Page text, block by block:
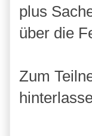
plus
über die
Zum